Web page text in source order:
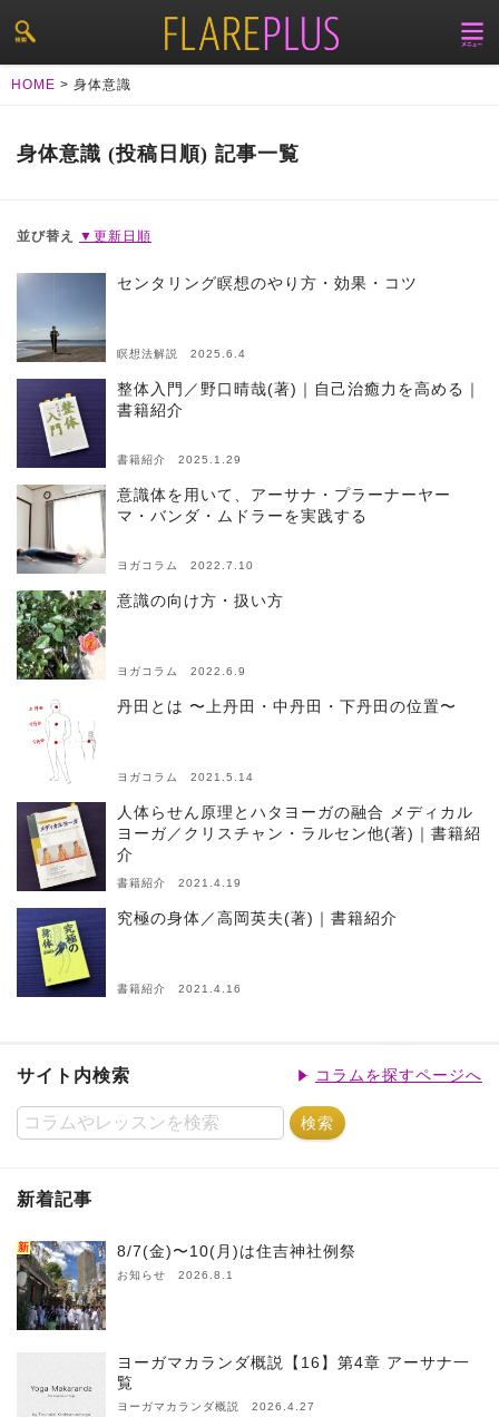
HOME > 身体意識
身体意識 (投稿日順) 記事一覧
並び替え ▼更新日順
センタリング瞑想のやり方・効果・コツ
瞑想法解説 2025.6.4
整体入門／野口晴哉(著)｜自己治癒力を高める｜
書籍紹介
書籍紹介 2025.1.29
意識体を用いて、アーサナ・プラーナーヤー
マ・バンダ・ムドラーを実践する
ヨガコラム 2022.7.10
意識の向け方・扱い方
ヨガコラム 2022.6.9
丹田とは 〜上丹田・中丹田・下丹田の位置〜
ヨガコラム 2021.5.14
人体らせん原理とハタヨーガの融合 メディカル
ヨーガ／クリスチャン・ラルセン他(著)｜書籍紹
介
書籍紹介 2021.4.19
究極の身体／高岡英夫(著)｜書籍紹介
書籍紹介 2021.4.16
サイト内検索 コラムを探すページへ
新着記事
新 8/7(金)〜10(月)は住吉神社例祭
お知らせ 2026.8.1
ヨーガマカランダ概説【16】第4章 アーサナ一
覧
ヨーガマカランダ概説 2026.4.27